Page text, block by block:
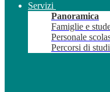
Servizi
Panoramica
Famiglie e
Personale
Percorsi di